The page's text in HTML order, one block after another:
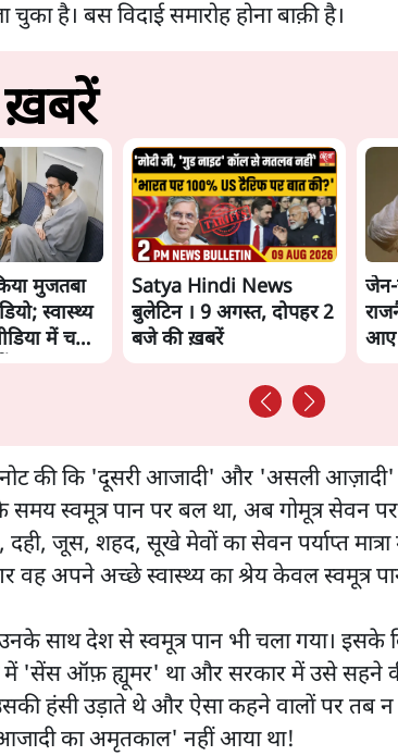
चुका है। बस विदाई समारोह होना बाक़ी है।
ख़बरें
मुजतबा
स्वास्थ्य
में चल
Satya Hindi News
बुलेटिन । 9 अगस्त, दोपहर 2
बजे की ख़बरें
आए
की कि 'दूसरी आजादी' और 'असली आज़ादी'
समय स्वमूत्र पान पर बल था, अब गोमूत्र सेवन
जूस, शहद, सूखे मेवों का सेवन पर्याप्त
वह अपने अच्छे स्वास्थ्य का श्रेय केवल स्वमूत्र
उनके साथ देश से स्वमूत्र पान भी चला गया। इसके
'सेंस ऑफ़ ह्यूमर' था और सरकार में उसे सहने की
हंसी उड़ाते थे और ऐसा कहने वालों पर तब
का अमृतकाल' नहीं आया था!